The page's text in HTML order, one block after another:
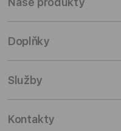
iPhone
AirPods
Doplňky
Doplňky pro Mac
Doplňky pro iPhone
Služby
Pronájem
Kontakty